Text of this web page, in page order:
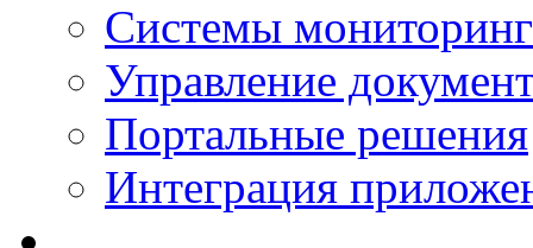
Системы
Управление
Портальные решения
Интеграция